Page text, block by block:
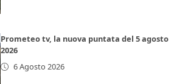
Prometeo tv, la nuova puntata del 5 agosto
2026
6 Agosto 2026